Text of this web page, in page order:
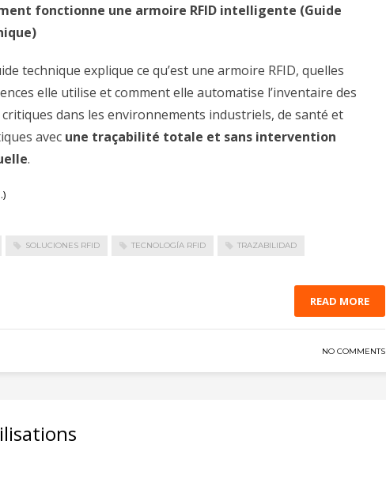
fonctionne une armoire RFID intelligente (Guide
technique explique ce qu’est une armoire RFID, quelles
elle utilise et comment elle automatise l’inventaire des
dans les environnements industriels, de santé et
avec une traçabilité totale et sans intervention
.
SOLUCIONES RFID TECNOLOGÍA RFID TRAZABILIDAD
READ MORE
NO COMMENTS